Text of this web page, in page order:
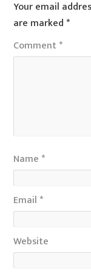
Your email
are marked*
Comment*
Name *
Email *
Website